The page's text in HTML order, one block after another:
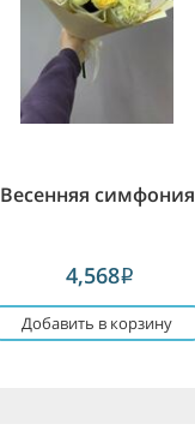
Весенняя симфония
4,568i
Добавить в корзину